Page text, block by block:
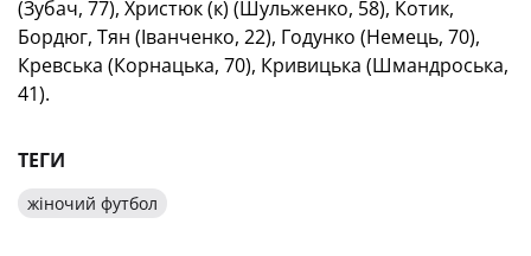
(Зубач, 77), Христюк (к) (Шульженко, 58), Котик,
Бордюг, Тян (Іванченко, 22), Годунко (Немець, 70),
Кревська (Корнацька, 70), Кривицька (Шмандроська,
41).
ТЕГИ
жіночий футбол